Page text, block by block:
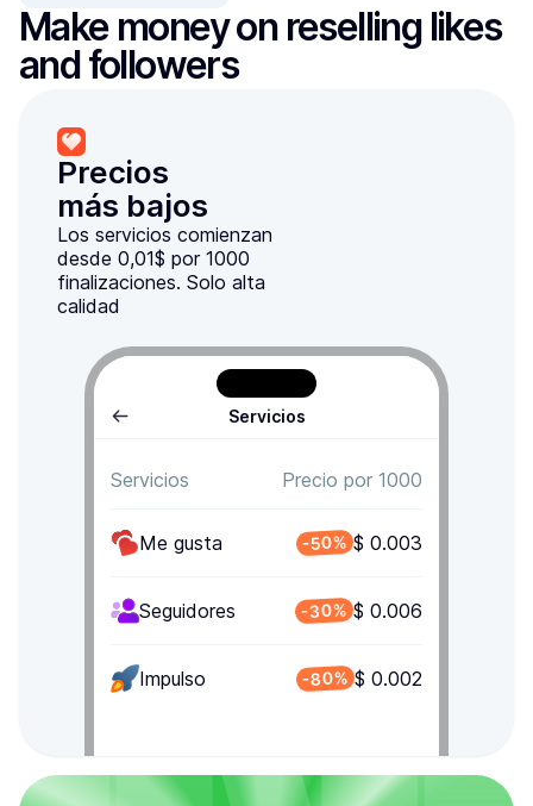
Make money on reselling likes
and followers
Precios
más bajos
Los servicios comienzan
desde 0,01$ por 1000
finalizaciones. Solo alta
calidad
Servicios
Servicios Precio por 1000
Me gusta -50% $ 0.003
Seguidores -30% $ 0.006
Impulso -80% $ 0.002